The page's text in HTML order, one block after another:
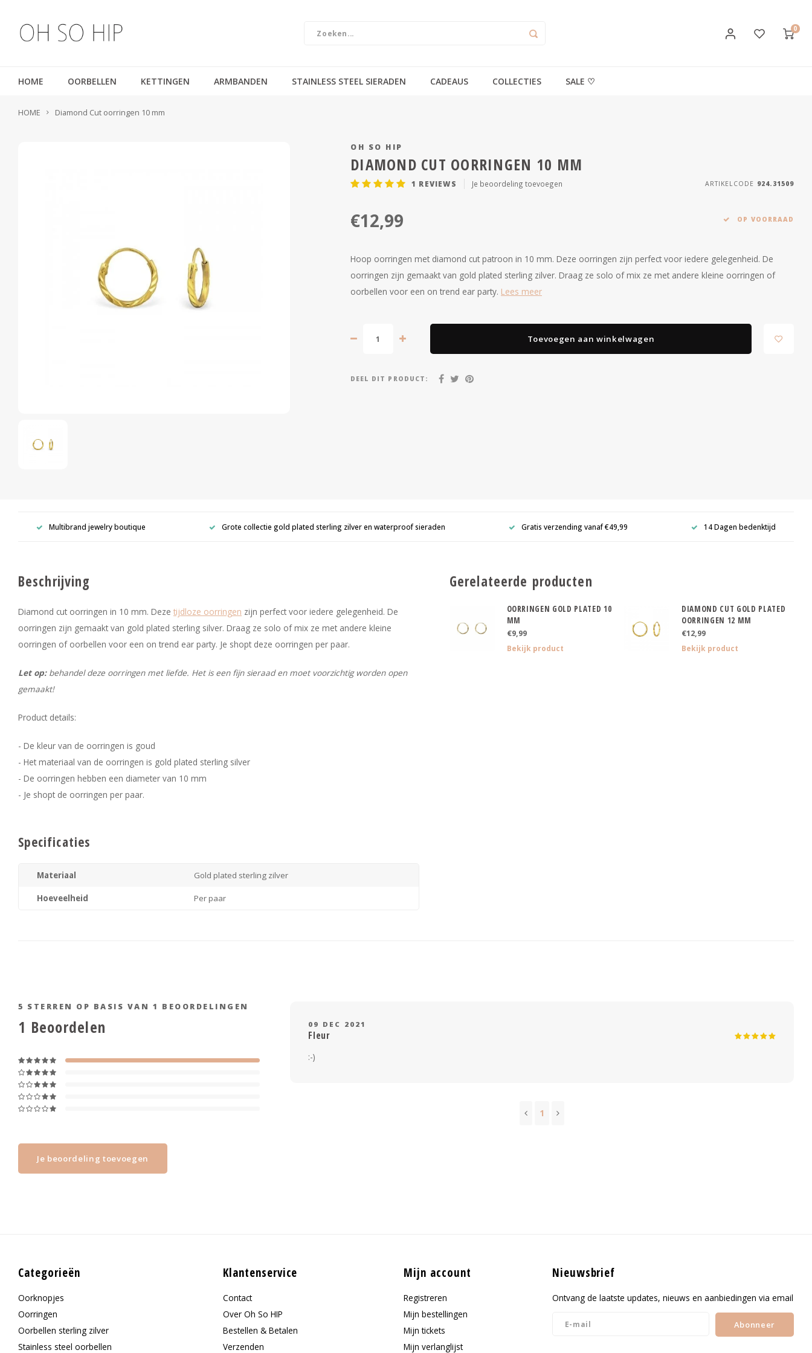
0
HOME OORBELLEN KETTINGEN ARMBANDEN STAINLESS STEEL SIERADEN CADEAUS COLLECTIES SALE ♡
HOME Diamond Cut oorringen 10 mm
OH SO HIP
DIAMOND CUT OORRINGEN 10 MM
1 REVIEWS Je beoordeling toevoegen ARTIKELCODE 924.31509
€12,99 OP VOORRAAD
Hoop oorringen met diamond cut patroon in 10 mm. Deze oorringen zijn perfect voor iedere gelegenheid. De
oorringen zijn gemaakt van gold plated sterling zilver. Draag ze solo of mix ze met andere kleine oorringen of
oorbellen voor een on trend ear party. Lees meer
Toevoegen aan winkelwagen
DEEL DIT PRODUCT:
Multibrand jewelry boutique Grote collectie gold plated sterling zilver en waterproof sieraden Gratis verzending vanaf €49,99 14 Dagen bedenktijd
Beschrijving
Diamond cut oorringen in 10 mm. Deze tijdloze oorringen zijn perfect voor iedere gelegenheid. De
oorringen zijn gemaakt van gold plated sterling silver. Draag ze solo of mix ze met andere kleine
oorringen of oorbellen voor een on trend ear party. Je shopt deze oorringen per paar.
Let op:behandel deze oorringen met liefde. Het is een fijn sieraad en moet voorzichtig worden open
gemaakt!
Product details:
- De kleur van de oorringen is goud
- Het materiaal van de oorringen is gold plated sterling silver
- De oorringen hebben een diameter van 10 mm
- Je shopt de oorringen per paar.
Specificaties
Materiaal Gold plated sterling zilver
Hoeveelheid Per paar
Gerelateerde producten
OORRINGEN GOLD PLATED 10
MM
€9,99
Bekijk product
DIAMOND CUT GOLD PLATED
OORRINGEN 12 MM
€12,99
Bekijk product
5 STERREN OP BASIS VAN 1 BEOORDELINGEN
1 Beoordelen
Je beoordeling toevoegen
09 DEC 2021
Fleur
:-)
1
Categorieën
Oorknopjes
Oorringen
Oorbellen sterling zilver
Stainless steel oorbellen
Klantenservice
Contact
Over Oh So HIP
Bestellen & Betalen
Verzenden
Mijn account
Registreren
Mijn bestellingen
Mijn tickets
Mijn verlanglijst
Nieuwsbrief
Ontvang de laatste updates, nieuws en aanbiedingen via email
Abonneer